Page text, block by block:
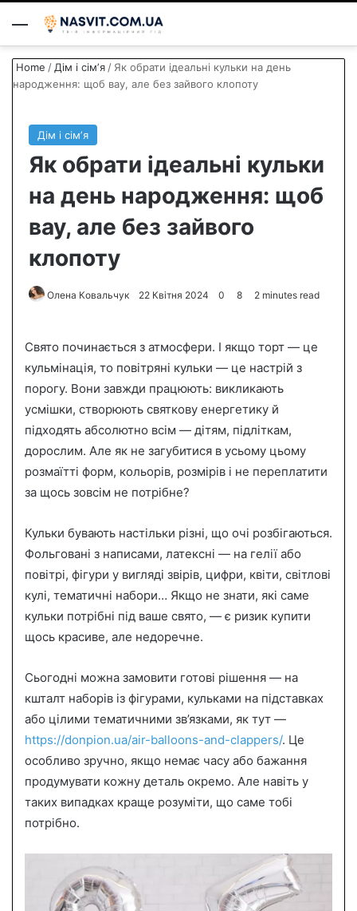
Menu
Home / Дім і сімʼя / Як обрати ідеальні кульки на день
народження: щоб вау, але без зайвого клопоту
Дім і сімʼя
Як обрати ідеальні кульки
на день народження: щоб
вау, але без зайвого
клопоту
Олена Ковальчук
d
a
n
e
m
a
i
22 Квітня 2024 0 8 2 minutes read
Свято починається з атмосфери. І якщо торт — це
кульмінація, то повітряні кульки — це настрій з
порогу. Вони завжди працюють: викликають
усмішки, створюють святкову енергетику й
підходять абсолютно всім — дітям, підліткам,
дорослим. Але як не загубитися в усьому цьому
розмаїтті форм, кольорів, розмірів і не переплатити
за щось зовсім не потрібне?
Кульки бувають настільки різні, що очі розбігаються.
Фольговані з написами, латексні — на гелії або
повітрі, фігури у вигляді звірів, цифри, квіти, світлові
кулі, тематичні набори… Якщо не знати, які саме
кульки потрібні під ваше свято, — є ризик купити
щось красиве, але недоречне.
Сьогодні можна замовити готові рішення — на
кшталт наборів із фігурами, кульками на підставках
або цілими тематичними зв’язками, як тут —
https://donpion.ua/air-balloons-and-clappers/. Це
особливо зручно, якщо немає часу або бажання
продумувати кожну деталь окремо. Але навіть у
таких випадках краще розуміти, що саме тобі
потрібно.